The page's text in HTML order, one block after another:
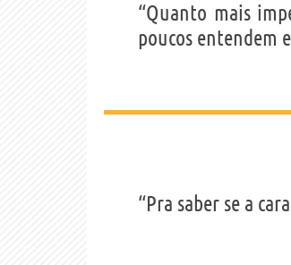
“Quanto mais
poucos entendem
“Pra saber se a